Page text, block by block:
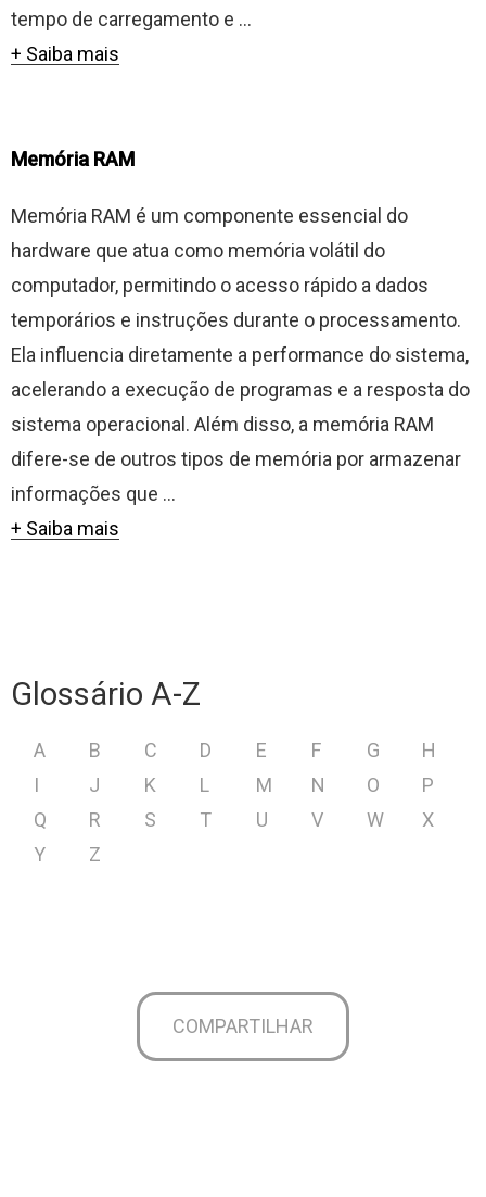
tempo de carregamento e ...
+ Saiba mais
Memória RAM
Memória RAM é um componente essencial do
hardware que atua como memória volátil do
computador, permitindo o acesso rápido a dados
temporários e instruções durante o processamento.
Ela influencia diretamente a performance do sistema,
acelerando a execução de programas e a resposta do
sistema operacional. Além disso, a memória RAM
difere-se de outros tipos de memória por armazenar
informações que ...
+ Saiba mais
Glossário A-Z
A B C D E F G
H
I
J K L M N O
P
Q
R S T U V W
X
Y
Z
COMPARTILHAR